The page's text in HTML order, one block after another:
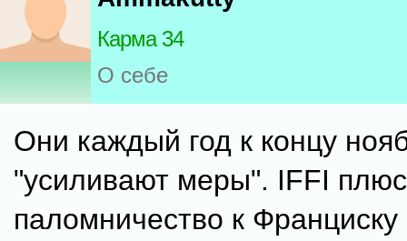
Карма 34
О себе
Они каждый год к концу
"усиливают меры". IFFI плюс
паломничество к